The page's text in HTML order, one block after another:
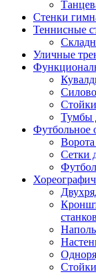
Стенки
Теннисные
Уличные
Тумбы
Футбольное
Сетки
станков